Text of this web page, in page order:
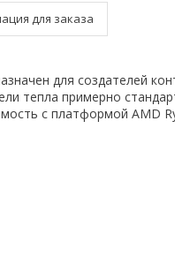
для заказа
для создателей
тепла примерно
с платформой AMD